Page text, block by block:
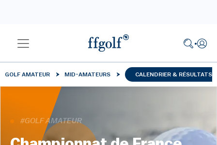
GOLF AMATEUR MID-AMATEURS CALENDRIER & RÉSULTATS
#GOLF AMATEUR